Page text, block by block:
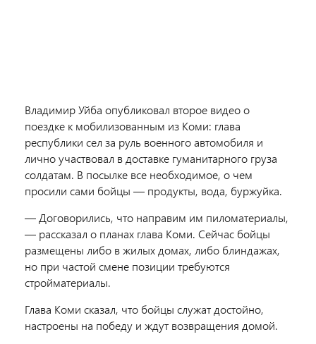
Владимир Уйба опубликовал второе видео о
поездке к мобилизованным из Коми: глава
республики сел за руль военного автомобиля и
лично участвовал в доставке гуманитарного груза
солдатам. В посылке все необходимое, о чем
просили сами бойцы — продукты, вода, буржуйка.
— Договорились, что направим им пиломатериалы,
— рассказал о планах глава Коми. Сейчас бойцы
размещены либо в жилых домах, либо блиндажах,
но при частой смене позиции требуются
стройматериалы.
Глава Коми сказал, что бойцы служат достойно,
настроены на победу и ждут возвращения домой.